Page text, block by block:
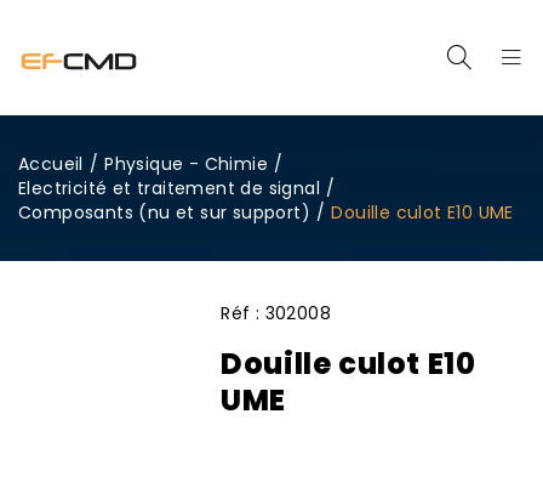
Accueil / Physique - Chimie /
Electricité et traitement de signal /
Composants (nu et sur support) / Douille culot E10 UME
Réf : 302008
Douille culot E10
UME